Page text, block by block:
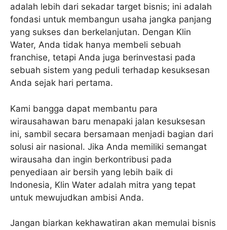
adalah lebih dari sekadar target bisnis; ini adalah
fondasi untuk membangun usaha jangka panjang
yang sukses dan berkelanjutan. Dengan Klin
Water, Anda tidak hanya membeli sebuah
franchise, tetapi Anda juga berinvestasi pada
sebuah sistem yang peduli terhadap kesuksesan
Anda sejak hari pertama.
Kami bangga dapat membantu para
wirausahawan baru menapaki jalan kesuksesan
ini, sambil secara bersamaan menjadi bagian dari
solusi air nasional. Jika Anda memiliki semangat
wirausaha dan ingin berkontribusi pada
penyediaan air bersih yang lebih baik di
Indonesia, Klin Water adalah mitra yang tepat
untuk mewujudkan ambisi Anda.
Jangan biarkan kekhawatiran akan memulai bisnis